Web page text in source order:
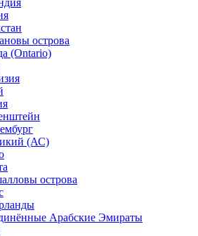
острова
(Ontario)
(АС)
острова
Арабские Эмираты